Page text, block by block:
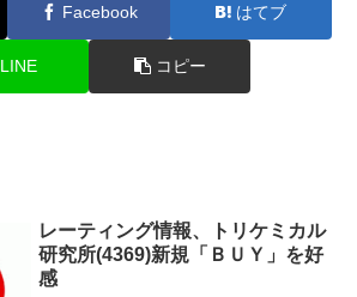
Facebook はてブ
LINE コピー
レーティング情報、トリケミカル
研究所(4369)新規「ＢＵＹ」を好
感